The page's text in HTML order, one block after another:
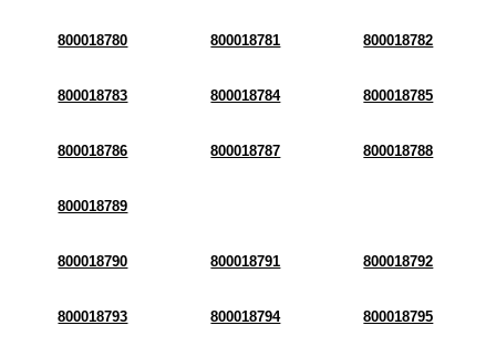
800018780 800018781 800018782
800018783 800018784 800018785
800018786 800018787 800018788
800018789
800018790 800018791 800018792
800018793 800018794 800018795